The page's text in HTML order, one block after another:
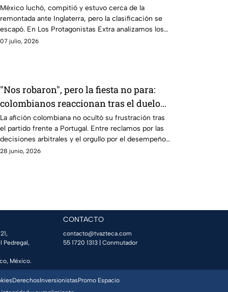
Protagonistas Extra
México luchó, compitió y estuvo cerca de la
remontada ante Inglaterra, pero la clasificación se
escapó. En Los Protagonistas Extra analizamos los
detalles que marcaron la diferencia.
07 julio, 2026
"Nos robaron", pero la fiesta no para:
colombianos reaccionan tras el duelo
ante Portugal
La afición colombiana no ocultó su frustración tras
el partido frente a Portugal. Entre reclamos por las
decisiones arbitrales y el orgullo por el desempeño
de su selección, los aficionados dejaron opiniones
28 junio, 2026
Pedregal,
México.
CONTACTO
contacto@tvazteca.com
55 1720 1313 | Conmutador
DerechosInversionistasPromo Espacio